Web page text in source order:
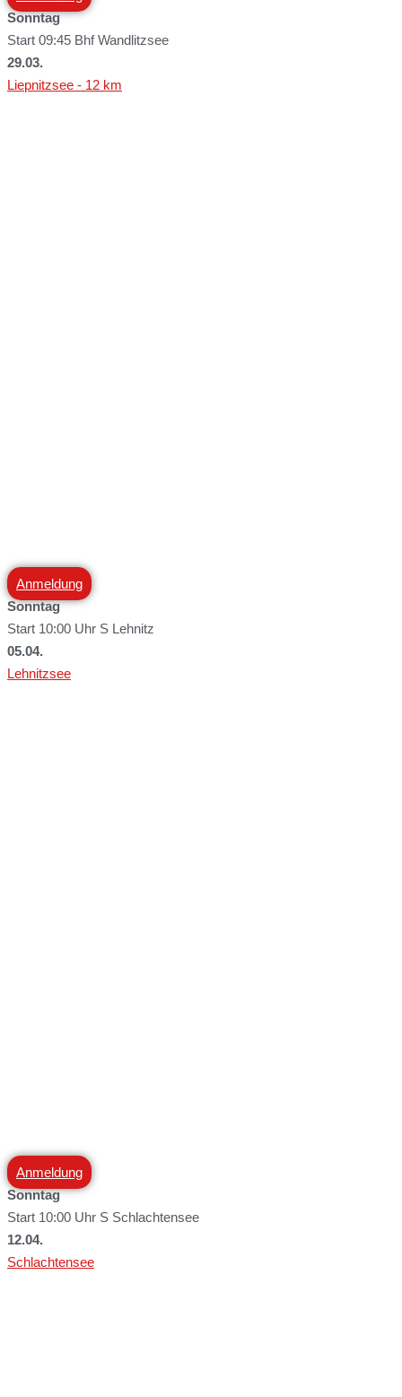
Sonntag
Start 09:45 Bhf Wandlitzsee
29.03.
Liepnitzsee - 12 km
Anmeldung
Sonntag
Start 10:00 Uhr S Lehnitz
05.04.
Lehnitzsee
Anmeldung
Sonntag
Start 10:00 Uhr S Schlachtensee
12.04.
Schlachtensee